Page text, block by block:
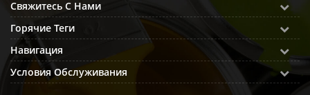
Свяжитесь С Нами
Горячие Теги
Навигация
Условия Обслуживания